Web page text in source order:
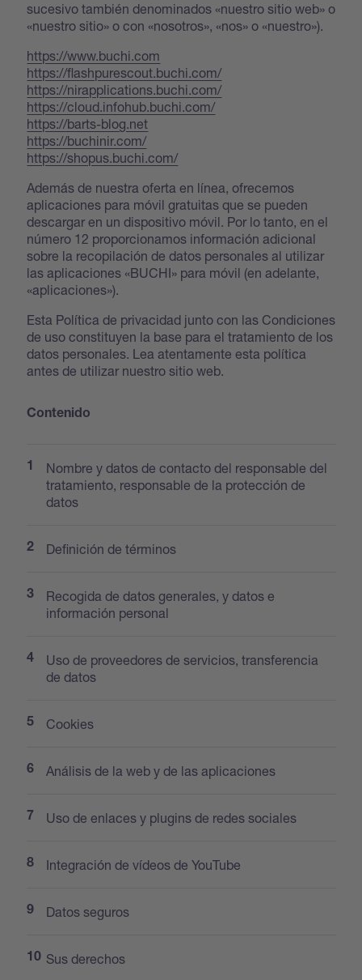
sucesivo también denominados «nuestro sitio web» o
«nuestro sitio» o con «nosotros», «nos» o «nuestro»).
https://www.buchi.com
https://flashpurescout.buchi.com/
https://nirapplications.buchi.com/
https://cloud.infohub.buchi.com/
https://barts-blog.net
https://buchinir.com/
https://shopus.buchi.com/
Además de nuestra oferta en línea, ofrecemos
aplicaciones para móvil gratuitas que se pueden
descargar en un dispositivo móvil. Por lo tanto, en el
número 12 proporcionamos información adicional
sobre la recopilación de datos personales al utilizar
las aplicaciones «BUCHI» para móvil (en adelante,
«aplicaciones»).
Esta Política de privacidad junto con las Condiciones
de uso constituyen la base para el tratamiento de los
datos personales. Lea atentamente esta política
antes de utilizar nuestro sitio web.
Contenido
Nombre y datos de contacto del responsable del
tratamiento, responsable de la protección de
datos
Definición de términos
Recogida de datos generales, y datos e
información personal
Uso de proveedores de servicios, transferencia
de datos
Cookies
Análisis de la web y de las aplicaciones
Uso de enlaces y plugins de redes sociales
Integración de vídeos de YouTube
Datos seguros
Sus derechos